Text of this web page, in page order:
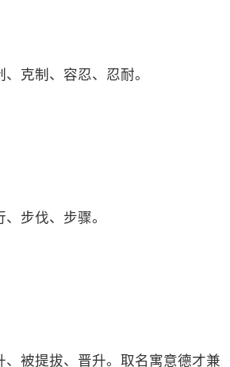
克制、容忍、忍耐。
步伐、步骤。
被提拔、晋升。取名寓意德才兼